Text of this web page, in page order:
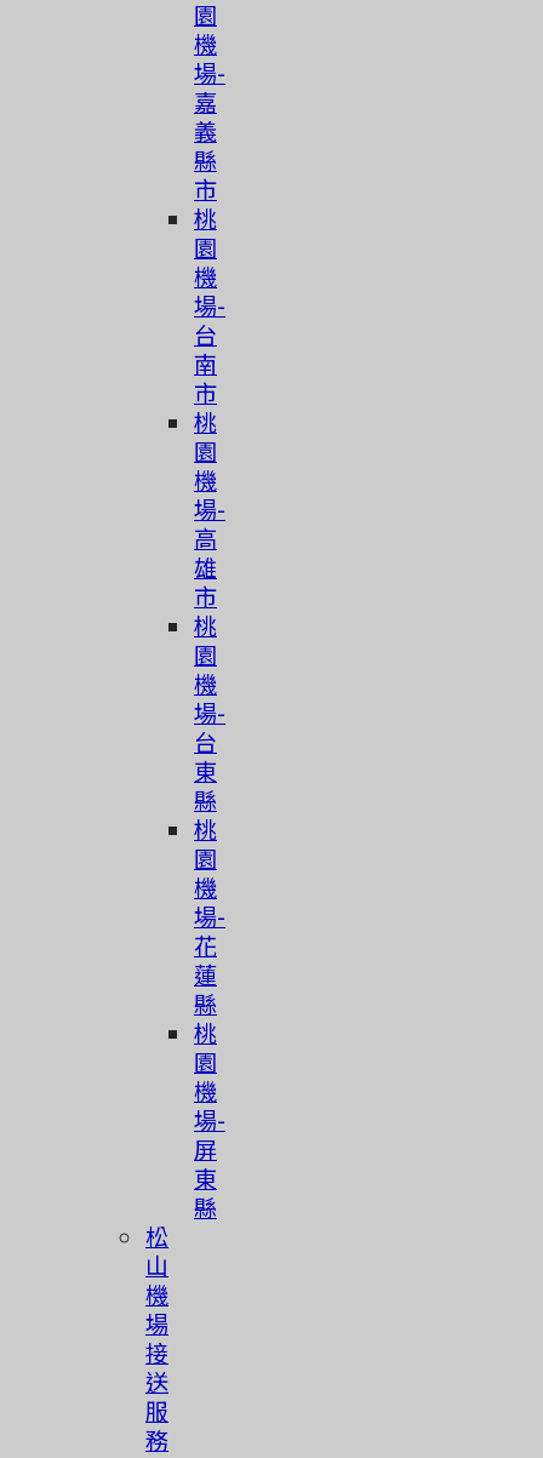
園
機
場-
嘉
義
縣
市
桃
園
機
場-
台
南
市
桃
園
機
場-
高
雄
市
桃
園
機
場-
台
東
縣
桃
園
機
場-
花
蓮
縣
桃
園
機
場-
屏
東
縣
松
山
機
場
接
送
服
務